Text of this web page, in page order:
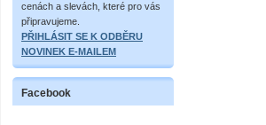
cenách a slevách, které pro vás
připravujeme.
PŘIHLÁSIT SE K ODBĚRU
NOVINEK E-MAILEM
Facebook